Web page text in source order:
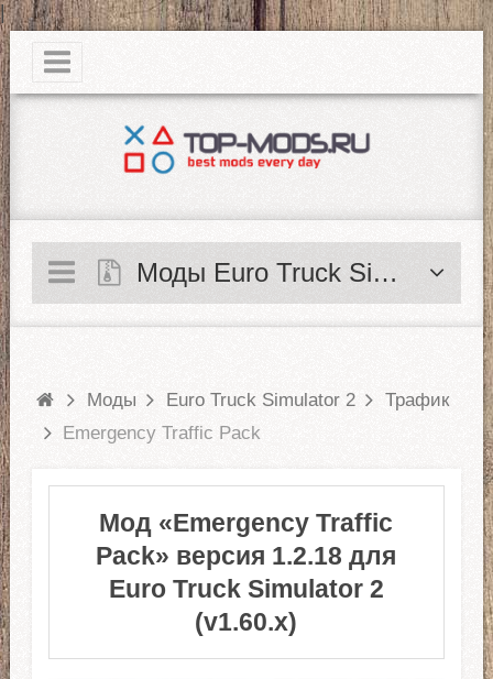
|
Моды Euro Truck Simulator 2
Моды Euro Truck Simulator 2
Трафик
Emergency Traffic Pack
Мод «Emergency Traffic
Pack» версия 1.2.18 для
Euro Truck Simulator 2
(v1.60.x)